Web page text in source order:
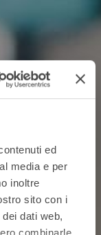
ed
media e per
inoltre
sito con i
dati web,
combinarle